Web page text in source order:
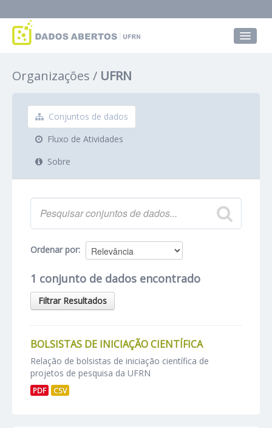
Grupos
Sobre
Organizações UFRN
Conjuntos de dados
Fluxo de Atividades
Sobre
Ordenar por
1 conjunto de dados encontrado
Filtrar Resultados
BOLSISTAS DE INICIAÇÃO CIENTÍFICA
Relação de bolsistas de iniciação científica de
projetos de pesquisa da UFRN
PDF CSV